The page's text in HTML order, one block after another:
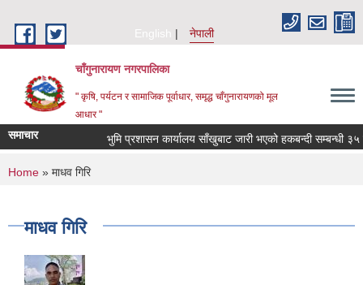
English
नेपाली
चाँगुनारायण नगरपालिका
" कृषि, पर्यटन र सामाजिक पूर्वाधार, समृद्ध चाँगुनारायणको मूल
आधार "
समाचार भुमि प्रशासन कार्यालय साँखुबाट जारी भएको हकबन्दी सम्बन्धी ३५
You are here
Home » माधव गिरि
माधव गिरि